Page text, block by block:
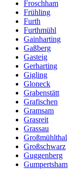
Froschham
Frühling
Furth
Furthmühl
Gainharting
Gaßberg
Gasteig
Gerharting
Gigling
Gloneck
Grabenstätt
Grafischen
Gramsam
Grasreit
Grassau
Großmühlthal
Großschwarz
Guggenberg
Gumpertsham